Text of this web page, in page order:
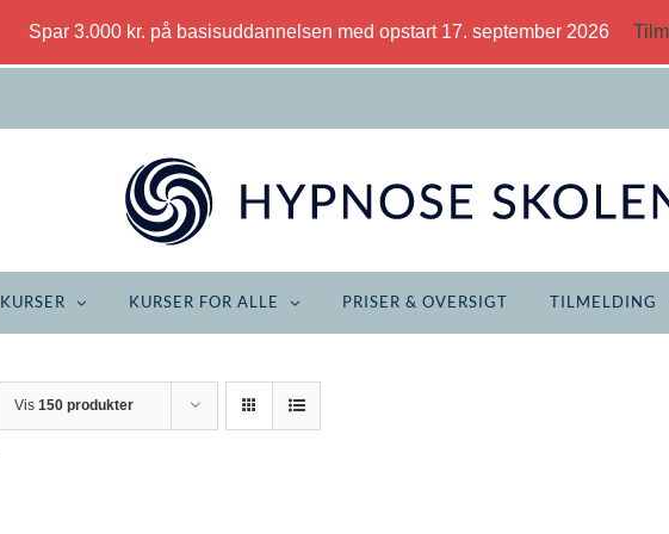
Spar 3.000 kr. på basisuddannelsen med opstart 17. september 2026
KURSER KURSER FOR ALLE PRISER & OVERSIGT TILMELDING
Vis 150 produkter